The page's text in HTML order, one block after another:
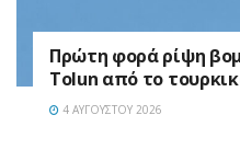
Πρώτη φορά ρίψη
Tolun από το
4 ΑΥΓΟΎΣΤΟΥ 2026